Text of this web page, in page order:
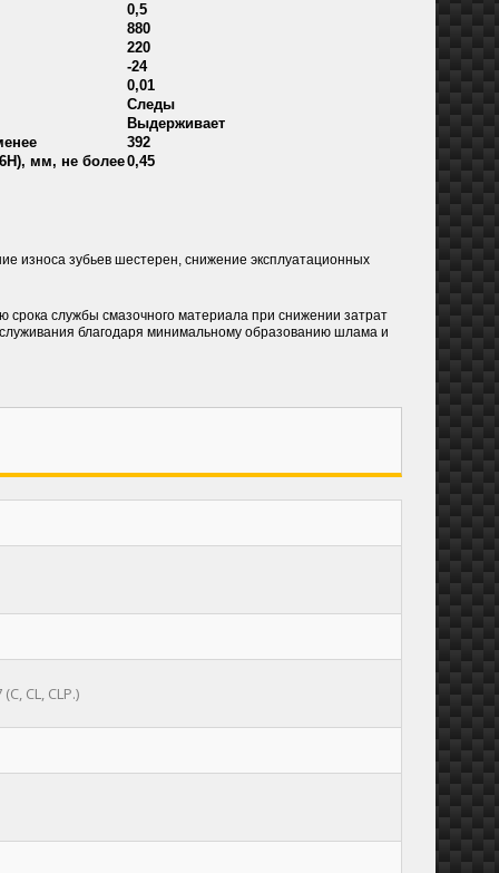
0,5
880
220
-24
0,01
Следы
Выдерживает
392
мм, не более0,45
износа зубьев шестерен, снижение эксплуатационных
службы смазочного материала при снижении затрат
благодаря минимальному образованию шлама и
CL, CLP.)